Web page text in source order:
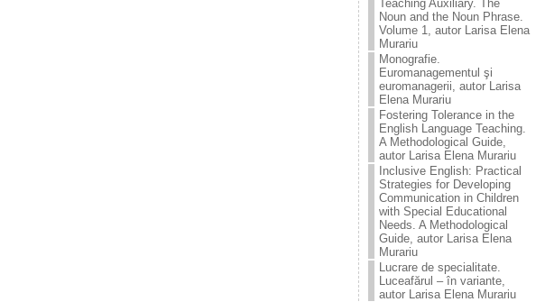
Teaching Auxiliary. The
Noun and the Noun Phrase.
Volume 1, autor Larisa Elena
Murariu
Monografie.
Euromanagementul şi
euromanagerii, autor Larisa
Elena Murariu
Fostering Tolerance in the
English Language Teaching.
A Methodological Guide,
autor Larisa Elena Murariu
Inclusive English: Practical
Strategies for Developing
Communication in Children
with Special Educational
Needs. A Methodological
Guide, autor Larisa Elena
Murariu
Lucrare de specialitate.
Luceafărul – în variante,
autor Larisa Elena Murariu